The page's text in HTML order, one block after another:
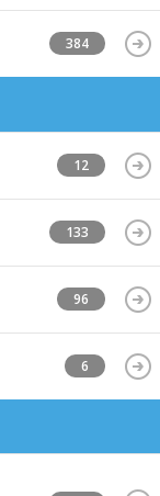
384
12
133
96
6